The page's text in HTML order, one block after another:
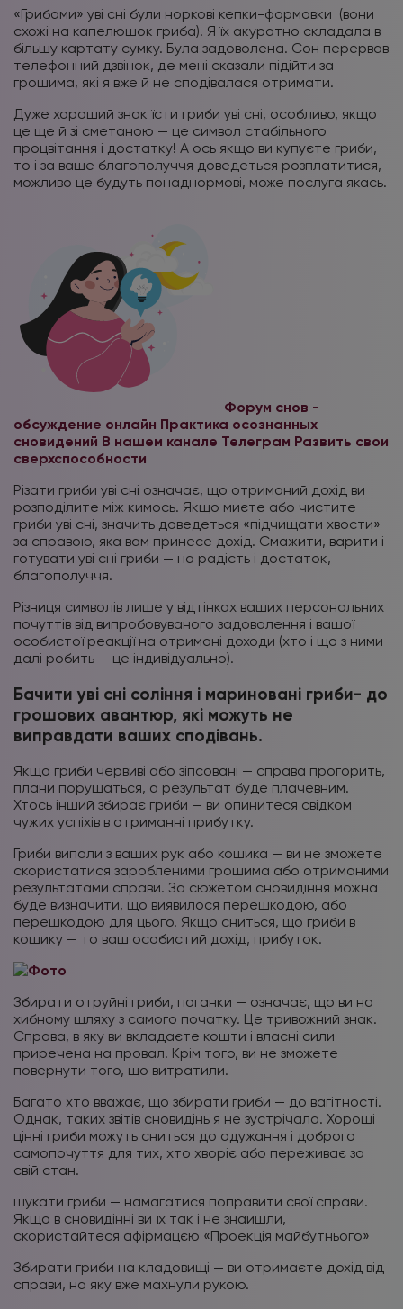
«Грибами» уві сні були норкові кепки-формовки (вони
схожі на капелюшок гриба). Я їх акуратно складала в
більшу картату сумку. Була задоволена. Сон перервав
телефонний дзвінок, де мені сказали підійти за
грошима, які я вже й не сподівалася отримати.
Дуже хороший знак їсти гриби уві сні, особливо, якщо
це ще й зі сметаною — це символ стабільного
процвітання і достатку! А ось якщо ви купуєте гриби,
то і за ваше благополуччя доведеться розплатитися,
можливо це будуть понаднормові, може послуга якась.
Форум снов -
обсуждение онлайн Практика осознанных
сновидений В нашем канале Телеграм Развить свои
сверхспособности
Різати гриби уві сні означає, що отриманий дохід ви
розподілите між кимось. Якщо миєте або чистите
гриби уві сні, значить доведеться «підчищати хвости»
за справою, яка вам принесе дохід. Смажити, варити і
готувати уві сні гриби — на радість і достаток,
благополуччя.
Різниця символів лише у відтінках ваших персональних
почуттів від випробовуваного задоволення і вашої
особистої реакції на отримані доходи (хто і що з ними
далі робить — це індивідуально).
Бачити уві сні соління і мариновані гриби- до
грошових авантюр, які можуть не
виправдати ваших сподівань.
Якщо гриби червиві або зіпсовані — справа прогорить,
плани порушаться, а результат буде плачевним.
Хтось інший збирає гриби — ви опинитеся свідком
чужих успіхів в отриманні прибутку.
Гриби випали з ваших рук або кошика — ви не зможете
скористатися заробленими грошима або отриманими
результатами справи. За сюжетом сновидіння можна
буде визначити, що виявилося перешкодою, або
перешкодою для цього. Якщо сниться, що гриби в
кошику — то ваш особистий дохід, прибуток.
Збирати отруйні гриби, поганки — означає, що ви на
хибному шляху з самого початку. Це тривожний знак.
Справа, в яку ви вкладаєте кошти і власні сили
приречена на провал. Крім того, ви не зможете
повернути того, що витратили.
Багато хто вважає, що збирати гриби — до вагітності.
Однак, таких звітів сновидінь я не зустрічала. Хороші
цінні гриби можуть сниться до одужання і доброго
самопочуття для тих, хто хворіє або переживає за
свій стан.
шукати гриби — намагатися поправити свої справи.
Якщо в сновидінні ви їх так і не знайшли,
скористайтеся афірмацєю «Проекція майбутнього»
Збирати гриби на кладовищі — ви отримаєте дохід від
справи, на яку вже махнули рукою.